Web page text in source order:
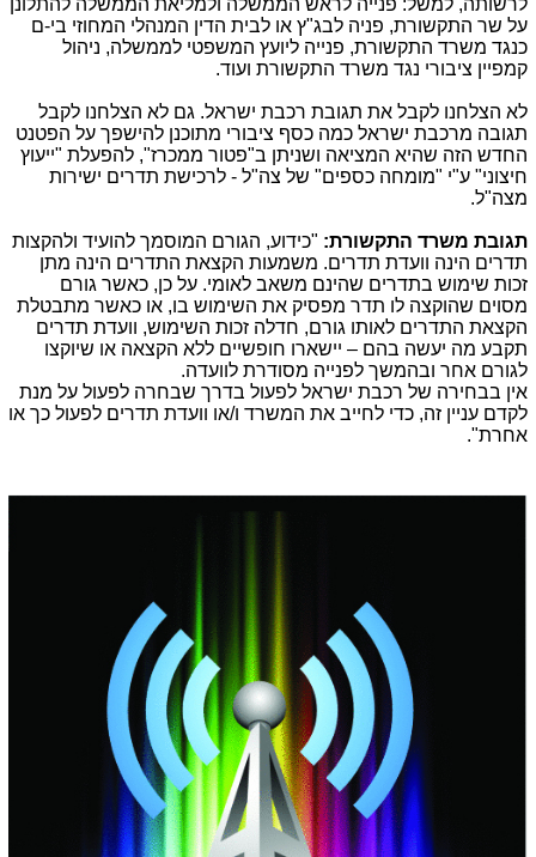
לרשותה, למשל: פנייה לראש הממשלה ולמליאת הממשלה להתלונן
על שר התקשורת, פניה לבג"ץ או לבית הדין המנהלי המחוזי בי-ם
כנגד משרד התקשורת, פנייה ליועץ המשפטי לממשלה, ניהול
קמפיין ציבורי נגד משרד התקשורת ועוד.
לא הצלחנו לקבל את תגובת רכבת ישראל. גם לא הצלחנו לקבל
תגובה מרכבת ישראל כמה כסף ציבורי מתוכנן להישפך על הפטנט
החדש הזה שהיא המציאה ושניתן ב"פטור ממכרז", להפעלת "ייעוץ
חיצוני" ע"י "מומחה כספים" של צה"ל - לרכישת תדרים ישירות
מצה"ל.
תגובת משרד התקשורת: "כידוע, הגורם המוסמך להועיד ולהקצות
תדרים הינה וועדת תדרים. משמעות הקצאת התדרים הינה מתן
זכות שימוש בתדרים שהינם משאב לאומי. על כן, כאשר גורם
מסוים שהוקצה לו תדר מפסיק את השימוש בו, או כאשר מתבטלת
הקצאת התדרים לאותו גורם, חדלה זכות השימוש, וועדת תדרים
תקבע מה יעשה בהם – יישארו חופשיים ללא הקצאה או שיוקצו
לגורם אחר ובהמשך לפנייה מסודרת לוועדה.
אין בבחירה של רכבת ישראל לפעול בדרך שבחרה לפעול על מנת
לקדם עניין זה, כדי לחייב את המשרד ו/או וועדת תדרים לפעול כך או
אחרת".